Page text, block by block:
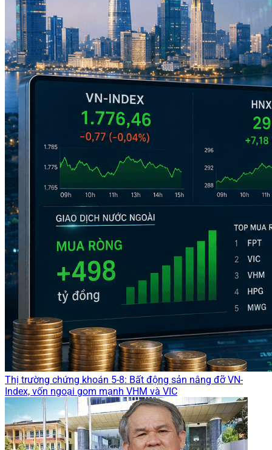
Thị trường chứng khoán 5-8: Bất động sản nâng đỡ VN-
Index, vốn ngoại gom mạnh VHM và VIC